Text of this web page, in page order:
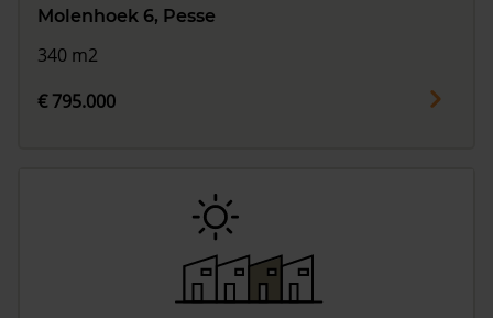
Molenhoek 6, Pesse
340 m2
€ 795.000